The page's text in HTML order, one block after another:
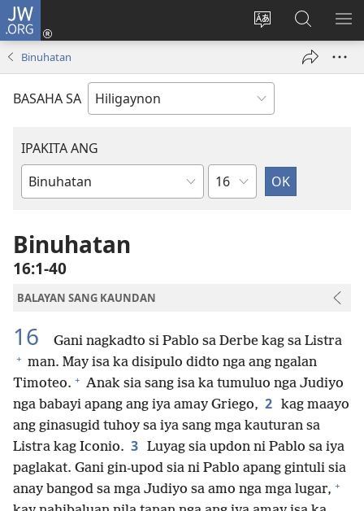
JW.ORG
Islan
lenguahe
sang
site
Mag-
log
new
Mangita
sa
JW.ORG
Binuhatan
BASAHA SA
IPAKITA ANG
Libro
Biblia
Kapitulo
Binuhatan
16:1-40
BALAYAN SANG KAUNDAN
16 Gani nagkadto si Pablo sa Derbe kag sa Listra
+ man. May isa ka disipulo didto nga ang ngalan
Timoteo. + Anak sia sang isa ka tumuluo nga Judiyo
nga babayi apang ang iya amay Griego, 2 kag maayo
ang ginasugid tuhoy sa iya sang mga kauturan sa
Listra kag Iconio. 3 Luyag sia updon ni Pablo sa iya
paglakat. Gani gin-upod sia ni Pablo apang gintuli sia
anay bangod sa mga Judiyo sa amo nga mga lugar, +